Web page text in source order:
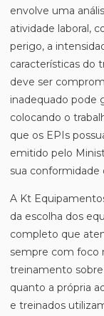
envolve uma
atividade laboral,
perigo, a
características do
deve ser
inadequado pode
colocando o
que os EPIs
emitido pelo
sua conformidade
A Kt
da escolha dos
completo que
sempre com foco
treinamento
quanto a própria
e treinados